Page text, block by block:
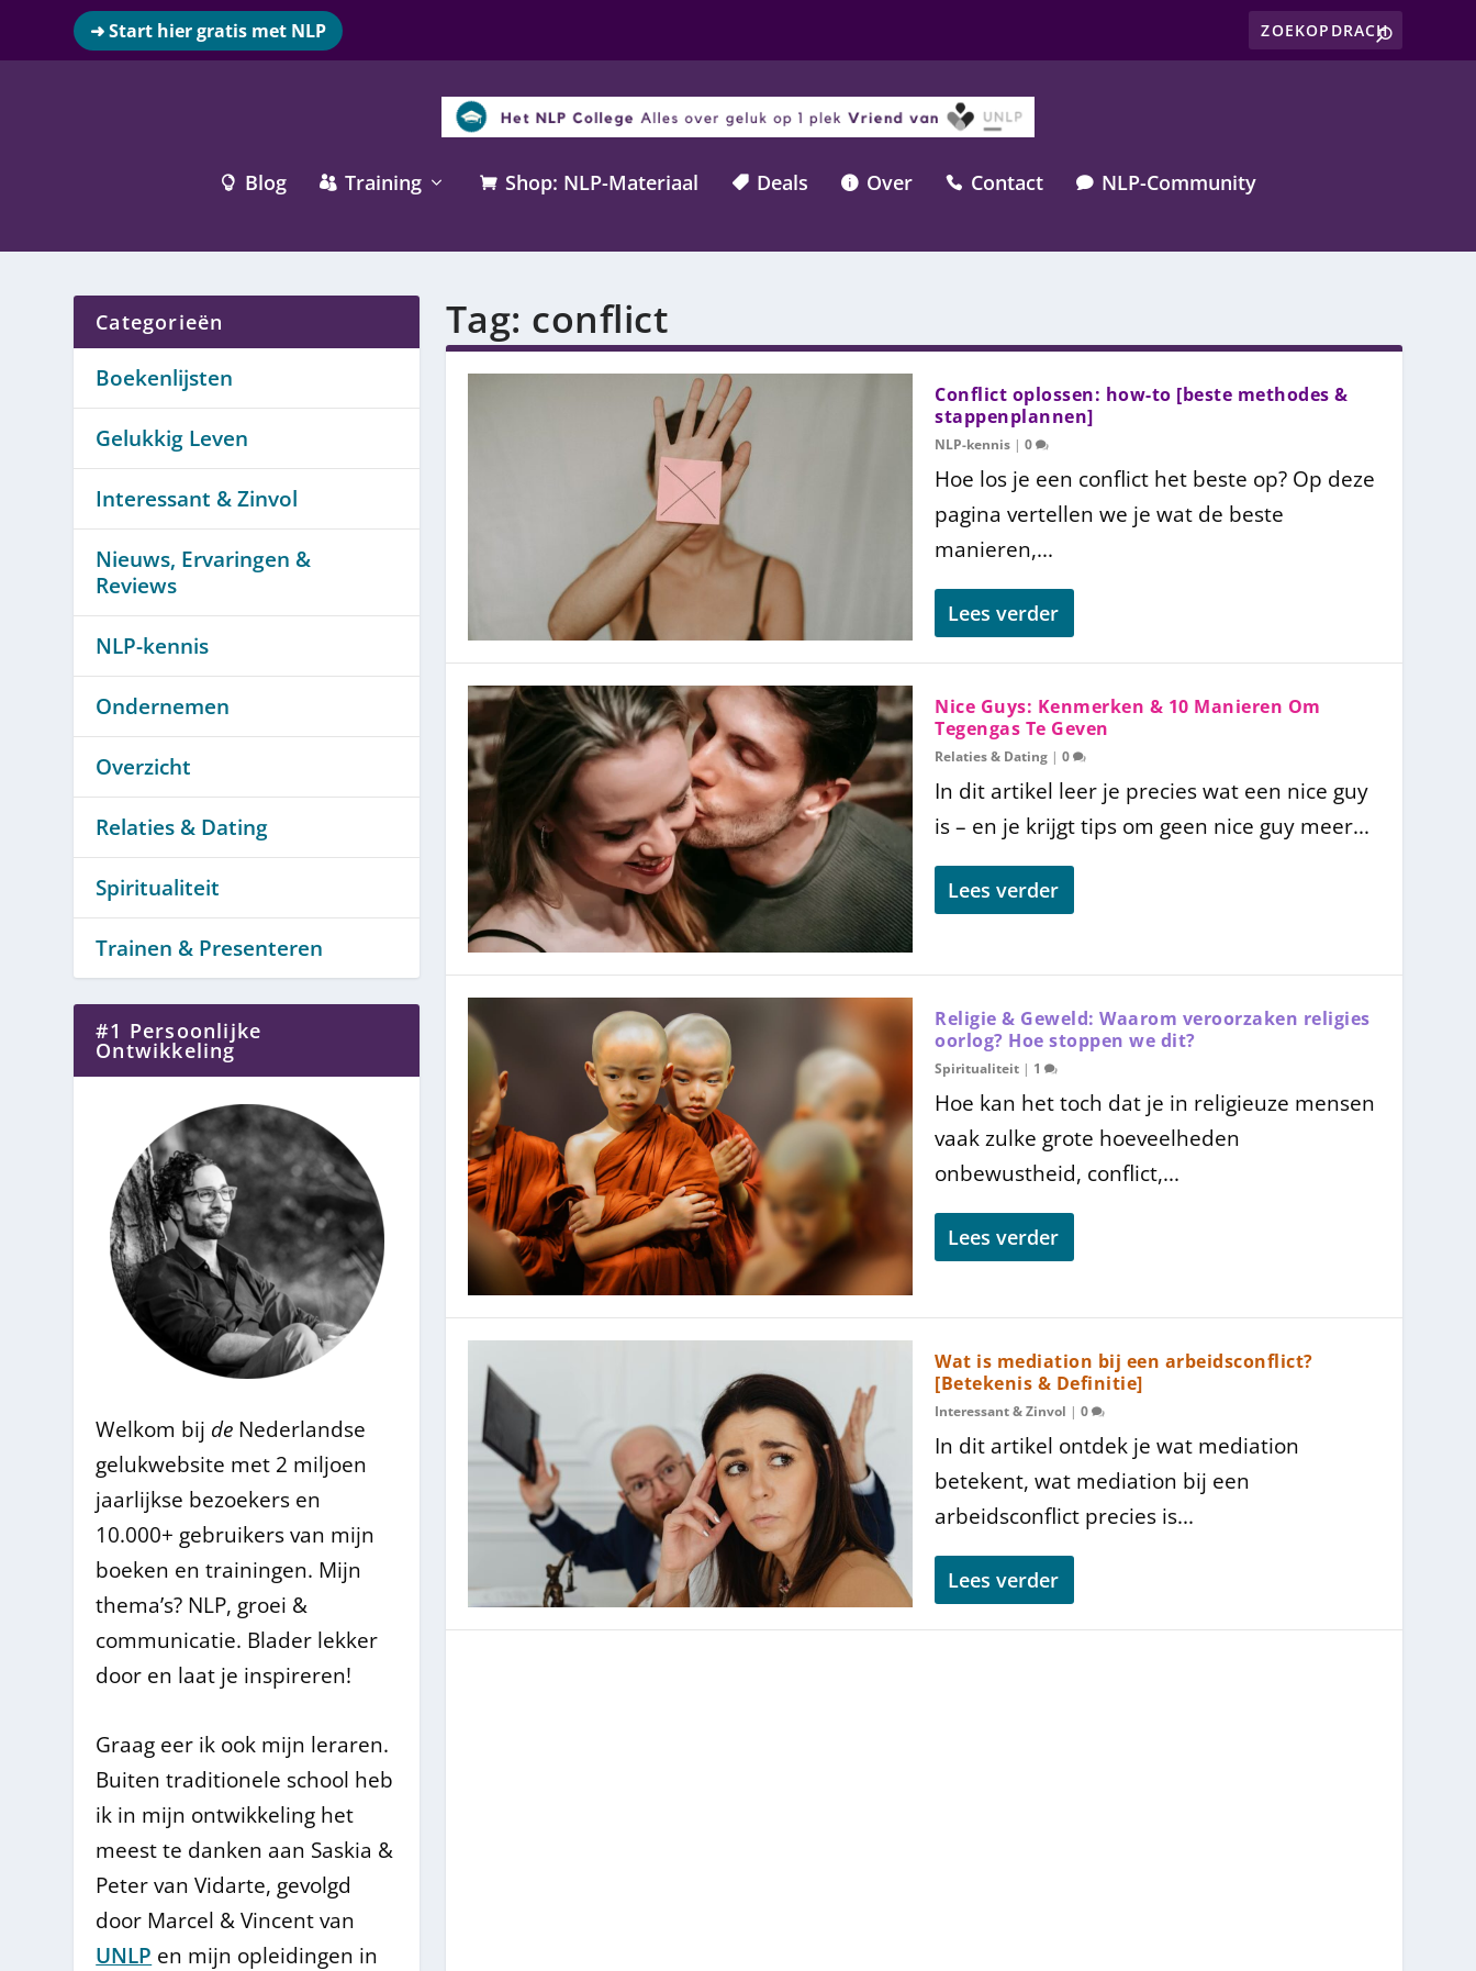
➜ Start hier gratis met NLP
 Blog  Training  Shop: NLP-Materiaal  Deals  Over  Contact  NLP-Community
Tag: conflict
Conflict oplossen: how-to [beste methodes &
stappenplannen]
NLP-kennis |0
Hoe los je een conflict het beste op? Op deze
pagina vertellen we je wat de beste
manieren,...
Lees verder
Nice Guys: Kenmerken & 10 Manieren Om
Tegengas Te Geven
Relaties & Dating |0
In dit artikel leer je precies wat een nice guy
is – en je krijgt tips om geen nice guy meer...
Lees verder
Religie & Geweld: Waarom veroorzaken religies
oorlog? Hoe stoppen we dit?
Spiritualiteit | 1
Hoe kan het toch dat je in religieuze mensen
vaak zulke grote hoeveelheden
onbewustheid, conflict,...
Lees verder
Wat is mediation bij een arbeidsconflict?
[Betekenis & Definitie]
Interessant & Zinvol |0
In dit artikel ontdek je wat mediation
betekent, wat mediation bij een
arbeidsconflict precies is...
Lees verder
Categorieën
Boekenlijsten
Gelukkig Leven
Interessant & Zinvol
Nieuws, Ervaringen &
Reviews
NLP-kennis
Ondernemen
Overzicht
Relaties & Dating
Spiritualiteit
Trainen & Presenteren
#1 Persoonlijke
Ontwikkeling
Welkom bij de Nederlandse
gelukwebsite met 2 miljoen
jaarlijkse bezoekers en
10.000+ gebruikers van mijn
boeken en trainingen. Mijn
thema’s? NLP, groei &
communicatie. Blader lekker
door en laat je inspireren!
Graag eer ik ook mijn leraren.
Buiten traditionele school heb
ik in mijn ontwikkeling het
meest te danken aan Saskia &
Peter van Vidarte, gevolgd
door Marcel & Vincent van
UNLP en mijn opleidingen in